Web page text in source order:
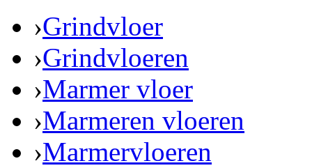
›Grindvloer
›Grindvloeren
›Marmer vloer
›Marmeren vloeren
›Marmervloeren